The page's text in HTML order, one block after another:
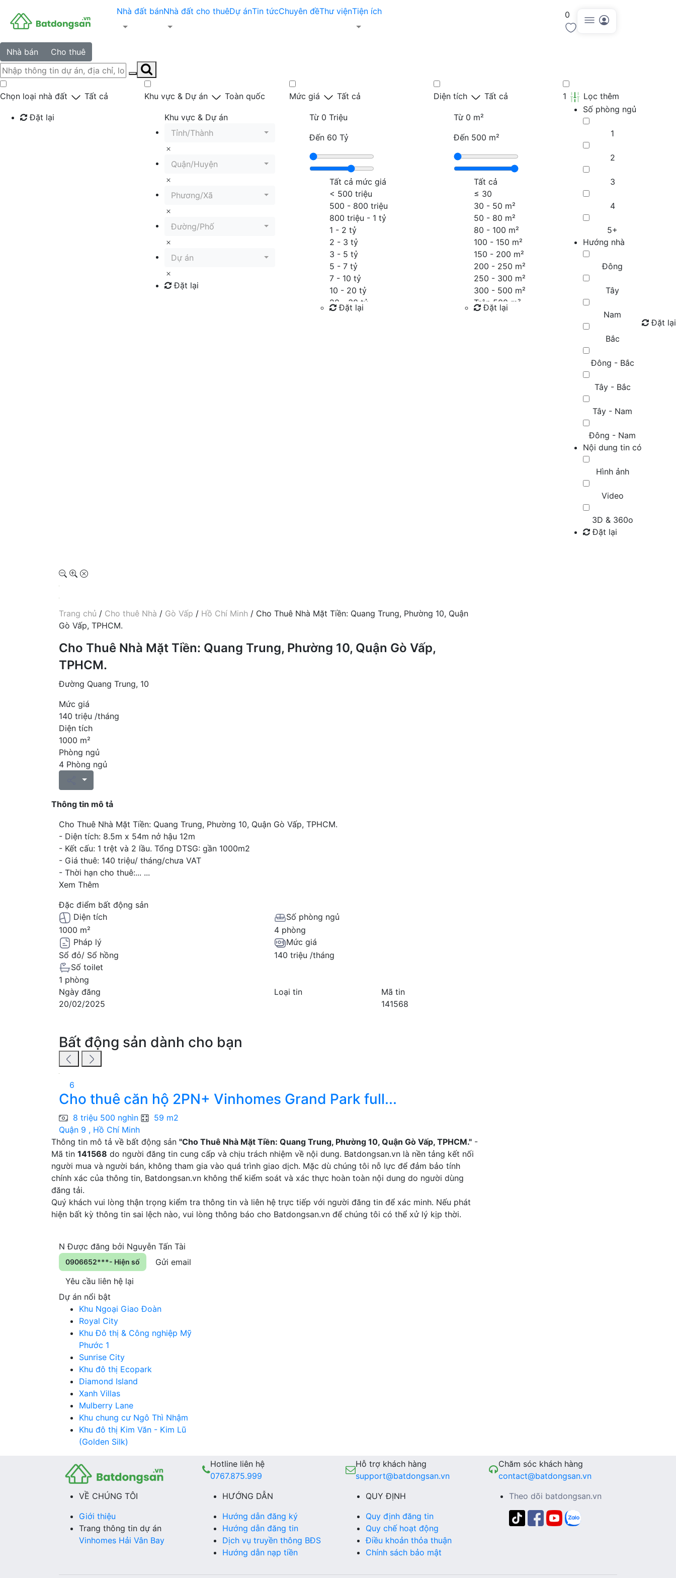
Nhà đất bánNhà đất cho thuêDự ánTin tứcChuyên đềThư việnTiện ích 0
Nhà bán Cho thuê
Chọn loại nhà đất Tất cả
Đặt lại
Khu vực & Dự án Toàn quốc
Khu vực & Dự án
Tỉnh/Thành
Quận/Huyện
Phương/Xã
Đường/Phố
Dự án
Đặt lại
Mức giá Tất cả
Từ 0 Triệu
Đến 60 Tỷ
Tất cả mức giá
< 500 triệu
500 - 800 triệu
800 triệu - 1 tỷ
1 - 2 tỷ
2 - 3 tỷ
3 - 5 tỷ
5 - 7 tỷ
7 - 10 tỷ
10 - 20 tỷ
20 - 30 tỷ
30 - 40 tỷ
Đặt lại
Diện tích Tất cả
Từ 0 m²
Đến 500 m²
Tất cả
≤ 30
30 - 50 m²
50 - 80 m²
80 - 100 m²
100 - 150 m²
150 - 200 m²
200 - 250 m²
250 - 300 m²
300 - 500 m²
Trên 500 m²
Đặt lại
1
Lọc thêm
Số phòng ngủ
1
2
3
4
5+
Hướng nhà
Đông
Tây
Nam
Bắc
Đông - Bắc
Tây - Bắc
Tây - Nam
Đông - Nam
Nội dung tin có
Hình ảnh
Video
3D & 360o
Đặt lại
Đặt lại
Trang chủ / Cho thuê Nhà / Gò Vấp / Hồ Chí Minh / Cho Thuê Nhà Mặt Tiền: Quang Trung, Phường 10, Quận
Gò Vấp, TPHCM.
Cho Thuê Nhà Mặt Tiền: Quang Trung, Phường 10, Quận Gò Vấp,
TPHCM.
Đường Quang Trung, 10
Mức giá
140 triệu /tháng
Diện tích
1000 m²
Phòng ngủ
4 Phòng ngủ
Thông tin mô tả
Cho Thuê Nhà Mặt Tiền: Quang Trung, Phường 10, Quận Gò Vấp, TPHCM.
- Diện tích: 8.5m x 54m nở hậu 12m
- Kết cấu: 1 trệt và 2 lầu. Tổng DTSG: gần 1000m2
- Giá thuê: 140 triệu/ tháng/chưa VAT
- Thời hạn cho thuê:... ...
Xem Thêm
Đặc điểm bất động sản
Diện tích
1000 m²
Số phòng ngủ
4 phòng
Pháp lý
Sổ đỏ/ Sổ hồng
Mức giá
140 triệu /tháng
Số toilet
1 phòng
Ngày đăng
20/02/2025
Loại tin
Mã tin
141568
Bất động sản dành cho bạn
6
Cho thuê căn hộ 2PN+ Vinhomes Grand Park full...
8 triệu 500 nghìn
59 m2
Quận 9 , Hồ Chí Minh
Thông tin mô tả về bất động sản "Cho Thuê Nhà Mặt Tiền: Quang Trung, Phường 10, Quận Gò Vấp, TPHCM." -
Mã tin 141568 do người đăng tin cung cấp và chịu trách nhiệm về nội dung. Batdongsan.vn là nền tảng kết nối
người mua và người bán, không tham gia vào quá trình giao dịch. Mặc dù chúng tôi nỗ lực để đảm bảo tính
chính xác của thông tin, Batdongsan.vn không thể kiểm soát và xác thực hoàn toàn nội dung do người dùng
đăng tải.
Quý khách vui lòng thận trọng kiểm tra thông tin và liên hệ trực tiếp với người đăng tin để xác minh. Nếu phát
hiện bất kỳ thông tin sai lệch nào, vui lòng thông báo cho Batdongsan.vn để chúng tôi có thể xử lý kịp thời.
N Được đăng bởi Nguyễn Tấn Tài
0906652***- Hiện số
Gửi email
Yêu cầu liên hệ lại
Dự án nổi bật
Khu Ngoại Giao Đoàn
Royal City
Khu Đô thị & Công nghiệp Mỹ
Phước 1
Sunrise City
Khu đô thị Ecopark
Diamond Island
Xanh Villas
Mulberry Lane
Khu chung cư Ngô Thì Nhậm
Khu đô thị Kim Văn - Kim Lũ
(Golden Silk)
Hotline liên hệ
0767.875.999
Hỗ trợ khách hàng
support@batdongsan.vn
Chăm sóc khách hàng
contact@batdongsan.vn
VỀ CHÚNG TÔI
Giới thiệu
Trang thông tin dự án
Vinhomes Hải Vân Bay
HƯỚNG DẪN
Hướng dẫn đăng ký
Hướng dẫn đăng tin
Dịch vụ truyền thông BĐS
Hướng dẫn nạp tiền
QUY ĐỊNH
Quy định đăng tin
Quy chế hoạt động
Điều khoản thỏa thuận
Chính sách bảo mật
Theo dõi batdongsan.vn